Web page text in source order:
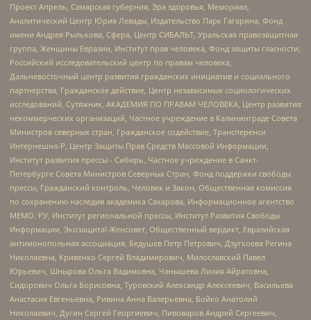
Проект Апрель, Самарская губерния, Эра здоровья, Мемориал,
Аналитический Центр Юрия Левады, Издательство Парк Гагарина, Фонд
имени Андрея Рылькова, Сфера, Центр СИБАЛЬТ, Уральская правозащитная
группа, Женщины Евразии, Институт прав человека, Фонд защиты гласности,
Российский исследовательский центр по правам человека,
Дальневосточный центр развития гражданских инициатив и социального
партнерства, Гражданское действие, Центр независимых социологических
исследований, Сутяжник, АКАДЕМИЯ ПО ПРАВАМ ЧЕЛОВЕКА, Центр развития
некоммерческих организаций, Частное учреждение в Калининграде Совета
Министров северных стран, Гражданское содействие, Трансперенси
Интернешнл-Р, Центр Защиты Прав Средств Массовой Информации,
Институт развития прессы - Сибирь, Частное учреждение в Санкт-
Петербурге Совета Министров Северных Стран, Фонд поддержки свободы
прессы, Гражданский контроль, Человек и Закон, Общественная комиссия
по сохранению наследия академика Сахарова, Информационное агентство
МЕМО. РУ, Институт региональной прессы, Институт Развития Свободы
Информации, Экозащита!-Женсовет, Общественный вердикт, Евразийская
антимонопольная ассоциация, Бедушев Петр Петрович, Дзугкоева Регина
Николаевна, Кривенко Сергей Владимирович, Милославский Павел
Юрьевич, Шнырова Ольга Вадимовна, Чанышева Лилия Айратовна,
Сидорович Ольга Борисовна, Туровский Александр Алексеевич, Васильева
Анастасия Евгеньевна, Ривина Анна Валерьевна, Бойко Анатолий
Николаевич, Дугин Сергей Георгиевич, Пивоваров Андрей Сергеевич,